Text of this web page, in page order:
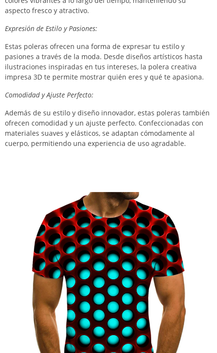
aspecto fresco y atractivo.
Expresión de Estilo y Pasiones:
Estas poleras ofrecen una forma de expresar tu estilo y
pasiones a través de la moda. Desde diseños artísticos hasta
ilustraciones inspiradas en tus intereses, la polera creativa
impresa 3D te permite mostrar quién eres y qué te apasiona.
Comodidad y Ajuste Perfecto:
Además de su estilo y diseño innovador, estas poleras también
ofrecen comodidad y un ajuste perfecto. Confeccionadas con
materiales suaves y elásticos, se adaptan cómodamente al
cuerpo, permitiendo una experiencia de uso agradable.